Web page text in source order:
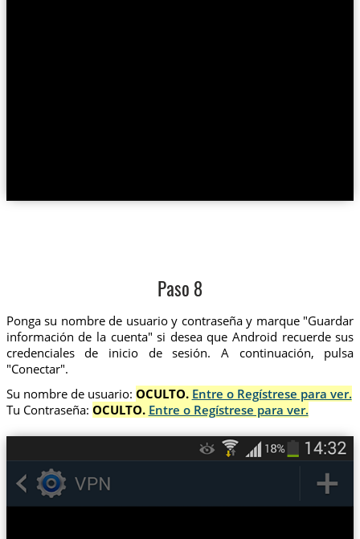
Paso 8
Ponga su nombre de usuario y contraseña y marque "Guardar
información de la cuenta" si desea que Android recuerde sus
credenciales de inicio de sesión. A continuación, pulsa
"Conectar".
Su nombre de usuario: OCULTO. Entre o Regístrese para ver.
Tu Contraseña: OCULTO. Entre o Regístrese para ver.